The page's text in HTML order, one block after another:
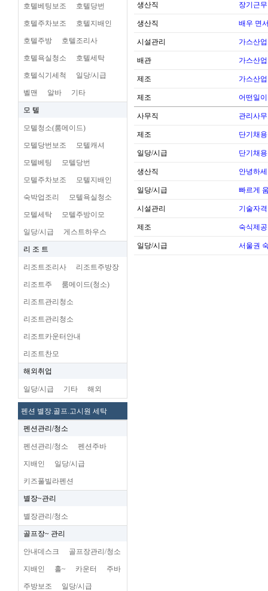
호텔베팅보조 호텔당번
호텔주차보조 호텔지배인
호텔주방 호텔조리사
호텔욕실청소 호텔세탁
호텔식기세척 일당/시급
벨맨 알바 기타
모 텔
모텔청소(룸메이드)
모텔당번보조 모텔캐셔
모텔베팅 모텔당번
모텔주차보조 모텔지배인
숙박업조리 모텔욕실청소
모텔세탁 모텔주방이모
일당/시급 게스트하우스
리 조 트
리조트조리사 리조트주방장
리조트주 룸메이드(청소)
리조트관리청소
리조트관리청소
리조트카운터안내
리조트찬모
해외취업
일당/시급 기타 해외
펜션 별장.골프.고시원 세탁
펜션관리/청소
펜션관리/청소 펜션주바
지배인 일당/시급
키즈풀빌라펜션
별장~관리
별장관리/청소
골프장~ 관리
안내데스크 골프장관리/청소
지배인 홀~ 카운터 주바
주방보조 일당/시급
생산직 장기근
생산직 배우 면
시설관리 가스산
배관 가스산
제조 가스산
제조 어떤일
사무직 관리사
제조 단기채
일당/시급 단기채
생산직 안녕하
일당/시급 빠르게
시설관리 기술자
제조 숙식제
일당/시급 서울권